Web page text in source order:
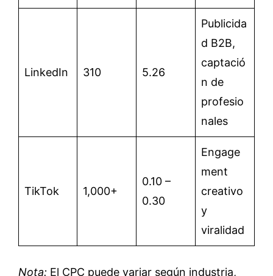
LinkedIn 310 5.26
Publicida
d B2B,
captació
n de
profesio
nales
TikTok 1,000+
0.10 –
0.30
Engage
ment
creativo
y
viralidad
Nota: El CPC puede variar según industria,